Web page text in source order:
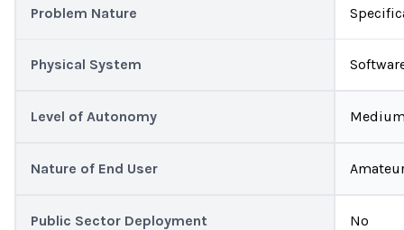
Problem Nature
Physical System
Level of Autonomy
Nature of End User
Public Sector Deployment No